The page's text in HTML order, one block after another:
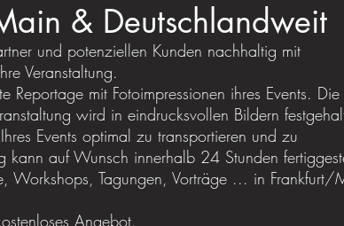
und potenziellen Kunden nachhaltig mit
Veranstaltung.
Reportage mit Fotoimpressionen ihres Events. Die
wird in eindrucksvollen Bildern
Events optimal zu transportieren und zu
kann auf Wunsch innerhalb 24 Stunden
Workshops, Tagungen, Vorträge ... in Frankfurt/
Angebot.
& Deutschlandweit